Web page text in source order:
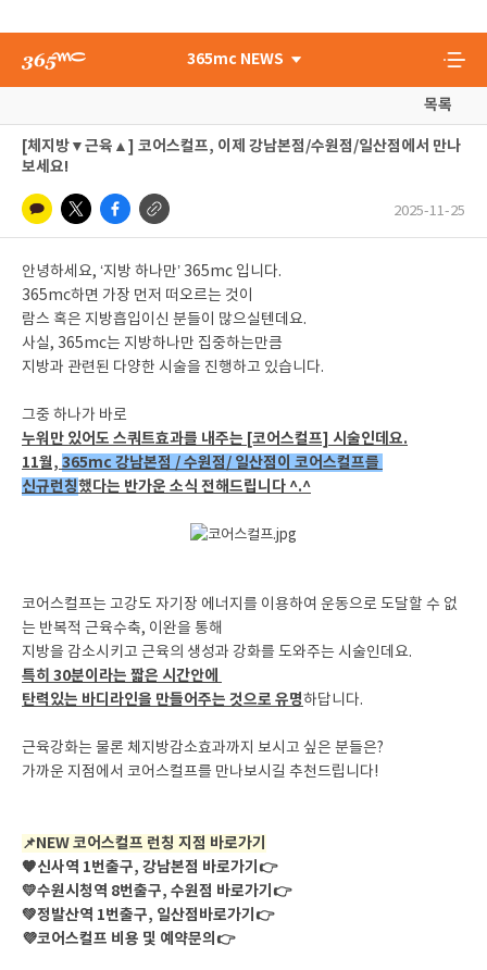
365mc NEWS
목록
[체지방▼근육▲] 코어스컬프, 이제 강남본점/수원점/일산점에서 만나
보세요!
2025-11-25
안녕하세요, ‘지방 하나만’ 365mc 입니다.
365mc하면 가장 먼저 떠오르는 것이
람스 혹은 지방흡입이신 분들이 많으실텐데요.
사실, 365mc는 지방하나만 집중하는만큼
지방과 관련된 다양한 시술을 진행하고 있습니다.
그중 하나가 바로
누워만 있어도 스쿼트효과를 내주는 [코어스컬프] 시술인데요.
11월, 365mc 강남본점 / 수원점/ 일산점이 코어스컬프를
신규런칭했다는 반가운 소식 전해드립니다 ^.^
코어스컬프는 고강도 자기장 에너지를 이용하여 운동으로 도달할 수 없
는 반복적 근육수축, 이완을 통해
지방을 감소시키고 근육의 생성과 강화를 도와주는 시술인데요.
특히 30분이라는 짧은 시간안에
탄력있는 바디라인을 만들어주는 것으로 유명하답니다.
근육강화는 물론 체지방감소효과까지 보시고 싶은 분들은?
가까운 지점에서 코어스컬프를 만나보시길 추천드립니다!
📌NEW 코어스컬프 런칭 지점 바로가기
🧡신사역 1번출구, 강남본점 바로가기👉
💛수원시청역 8번출구, 수원점 바로가기👉
💚정발산역 1번출구, 일산점바로가기👉
💜코어스컬프 비용 및 예약문의👉